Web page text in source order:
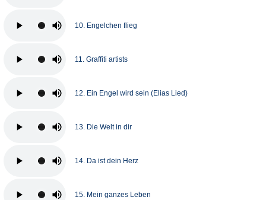
10. Engelchen flieg
11. Graffiti artists
12. Ein Engel wird sein (Elias Lied)
13. Die Welt in dir
14. Da ist dein Herz
15. Mein ganzes Leben